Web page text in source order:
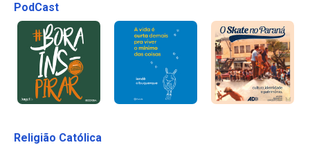
PodCast
Religião Católica